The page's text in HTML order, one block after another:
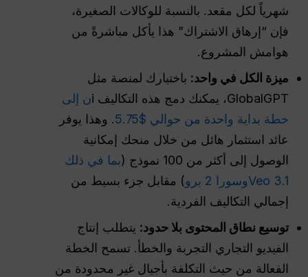
شهرياً لكل مقعد. بالنسبة للوكالات الصغيرة،
فإن “إرهاق الاشتراك” هذا يأكل مباشرةً من
هوامش المشروع.
ميزة الكل في واحد: باختيارك لمنصة مثل
GlobalGPT، يمكنك دمج هذه التكاليف i
ن إلى
خطة بداية واحدة من حوالي $5.75
. وهذا يوفر
عائد استثمار هائل من خلال منحك إمكانية
الوصول إلى أكثر من 100 نموذج (
بما في ذلك
Veo 3.1وسورا 2 برو
) مقابل جزء بسيط من
إجمالي التكاليف الفردية.
توسيع نطاق المحتوى بلا حدود: يتطلب إنتاج
الفيديو التجاري التجربة والخطأ. تسمح الخطة
الفعالة من حيث التكلفة بأجيال غير محدودة من